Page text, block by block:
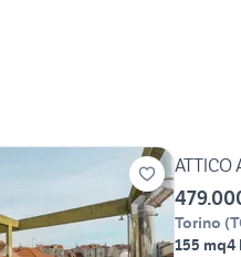
ATTICO
Torino (
155 mq4